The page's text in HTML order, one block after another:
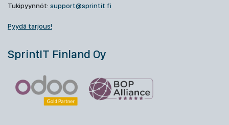
Tukipyynnöt: support@sprintit.fi
Pyydä tarjous!
SprintIT Finland Oy